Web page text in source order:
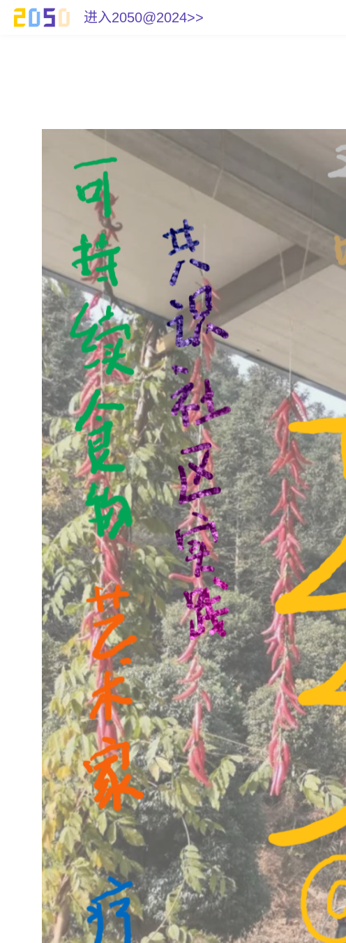
进入2050@2024>>